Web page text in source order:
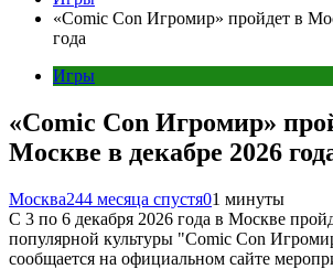
«Comic Con Игромир» пройдет в
года
Игры
«Comic Con Игромир»
Москве в декабре 2026
Москва244 месяца спустя01 минуты
С 3 по 6 декабря 2026 года в Москве
популярной культуры "Comic Con
сообщается на официальном сайте